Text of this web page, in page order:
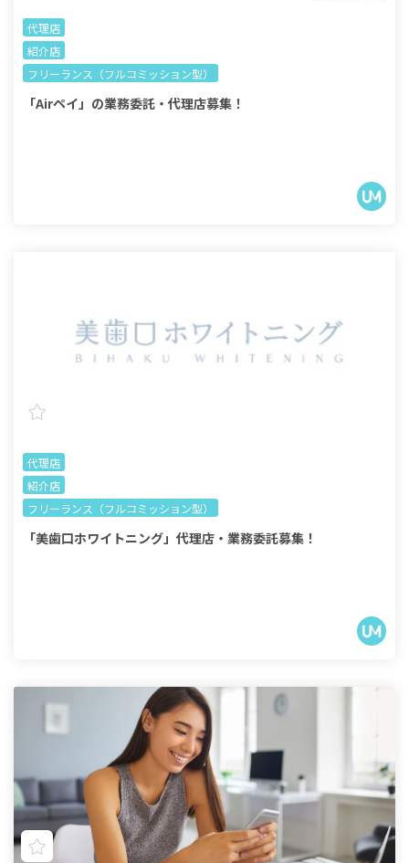
代理店
紹介店
フリーランス（フルコミッション型）
「Airペイ」の業務委託・代理店募集！
代理店
紹介店
フリーランス（フルコミッション型）
「美歯口ホワイトニング」代理店・業務委託募集！